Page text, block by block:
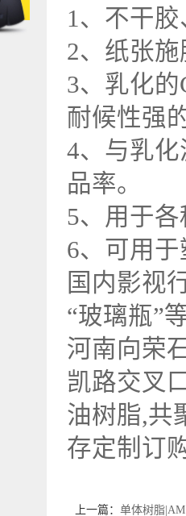
1、不干
2、纸张
3、乳化
耐候性强
4、与乳
品率。
5、用于
6、可用
国内影视
“玻璃瓶”
河南向荣
凯路交叉
油树脂,共
存定制订
上一篇： 单体树脂